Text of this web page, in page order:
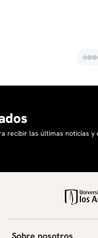
recibir las últimas noticias y
Sobre nosotros